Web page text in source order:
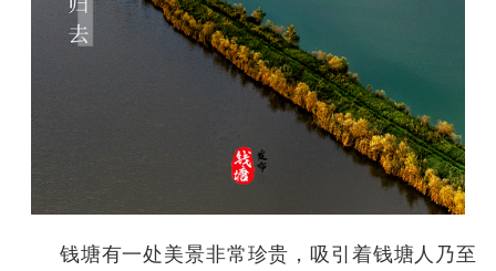
钱塘有一处美景非常珍贵，吸引着钱塘人乃至